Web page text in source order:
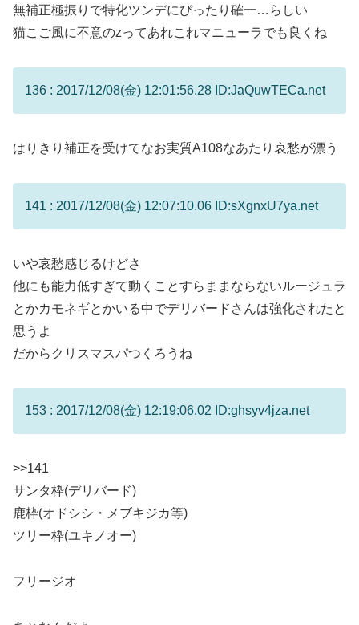
無補正極振りで特化ツンデにぴったり確一…らしい
猫こご風に不意のzってあれこれマニューラでも良くね
136 : 2017/12/08(金) 12:01:56.28 ID:JaQuwTECa.net
はりきり補正を受けてなお実質A108なあたり哀愁が漂う
141 : 2017/12/08(金) 12:07:10.06 ID:sXgnxU7ya.net
いや哀愁感じるけどさ
他にも能力低すぎて動くことすらままならないルージュラ
とかカモネギとかいる中でデリバードさんは強化されたと
思うよ
だからクリスマスパつくろうね
153 : 2017/12/08(金) 12:19:06.02 ID:ghsyv4jza.net
>>141
サンタ枠(デリバード)
鹿枠(オドシシ・メブキジカ等)
ツリー枠(ユキノオー)
フリージオ